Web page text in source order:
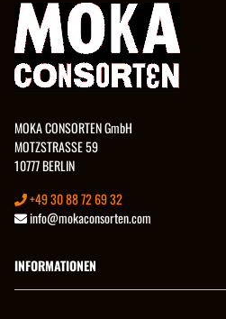
MOKA CONSORTEN GmbH
MOTZSTRASSE 59
10777 BERLIN
+49 30 88 72 69 32
info@mokaconsorten.com
INFORMATIONEN